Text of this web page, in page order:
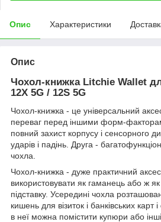
Опис Характеристики
Опис
Чохол-книжка Litchie Wallet
12X 5G / 12S 5G
Чохол-книжка - це універсальний
переваг перед іншими форм-
повний захист корпусу і сенсорного
ударів і падінь. Друга -
чохла.
Чохол-книжка - дуже практичний
використовувати як гаманець або ж
підставку. Усередині чохла
кишень для візиток і банківських
в неї можна помістити купюри або